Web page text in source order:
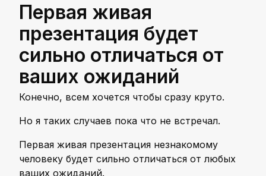
Первая живая
презентация будет
сильно отличаться от
ваших ожиданий
Конечно, всем хочется чтобы сразу круто.
Но я таких случаев пока что не встречал.
Первая живая презентация незнакомому
человеку будет сильно отличаться от любых
ваших ожиданий.